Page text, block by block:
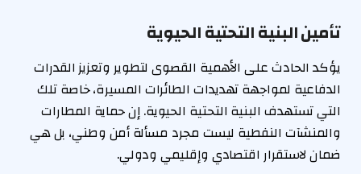
تأمين البنية التحتية الحيوية
يؤكد الحادث على الأهمية القصوى لتطوير وتعزيز القدرات
الدفاعية لمواجهة تهديدات الطائرات المسيرة، خاصة تلك
التي تستهدف البنية التحتية الحيوية. إن حماية المطارات
والمنشآت النفطية ليست مجرد مسألة أمن وطني، بل هي
ضمان لاستقرار اقتصادي وإقليمي ودولي.